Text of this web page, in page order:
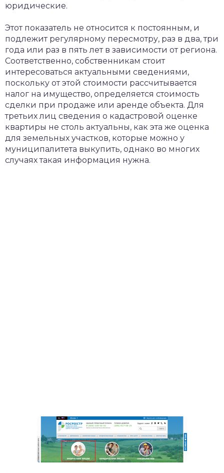
юридические.
Этот показатель не относится к постоянным, и
подлежит регулярному пересмотру, раз в два, три
года или раз в пять лет в зависимости от региона.
Соответственно, собственникам стоит
интересоваться актуальными сведениями,
поскольку от этой стоимости рассчитывается
налог на имущество, определяется стоимость
сделки при продаже или аренде объекта. Для
третьих лиц сведения о кадастровой оценке
квартиры не столь актуальны, как эта же оценка
для земельных участков, которые можно у
муниципалитета выкупить, однако во многих
случаях такая информация нужна.